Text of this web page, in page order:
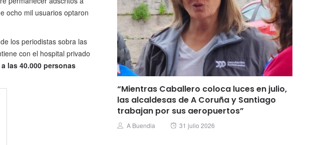
ocho mil usuarios optaron
los periodistas sobra las
con el hospital privado
las 40.000 personas
“Mientras Caballero coloca luces en julio,
las alcaldesas de A Coruña y Santiago
trabajan por sus aeropuertos”
Author
A Buendia
Posted
31 julio 2026